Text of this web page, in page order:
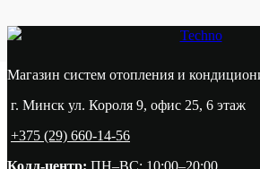
Techno
Магазин систем отопления и
г. Минск ул. Короля 9, офис 25, 6 этаж
+375 (29) 660-14-56